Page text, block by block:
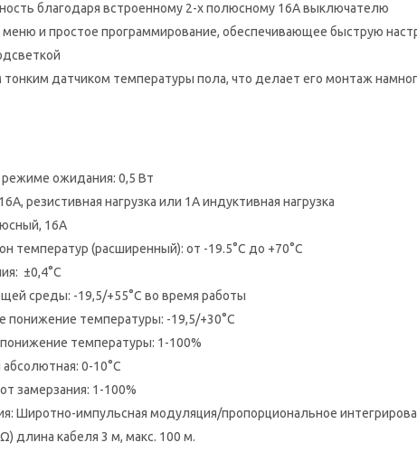
благодаря встроенному 2-х полюсному 16А выключателю
меню и простое программирование, обеспечивающее быструю
тонким датчиком температуры пола, что делает его монтаж
ожидания: 0,5 Вт
резистивная нагрузка или 1A индуктивная нагрузка
16A
температур (расширенный): от -19.5°C до +70°C
±0,4°C
среды: -19,5/+55°C во время работы
понижение температуры: -19,5/+30°C
температуры: 1-100%
0-10°C
замерзания: 1-100%
Широтно-импульсная модуляция/пропорциональное
длина кабеля 3 м, макс. 100 м.